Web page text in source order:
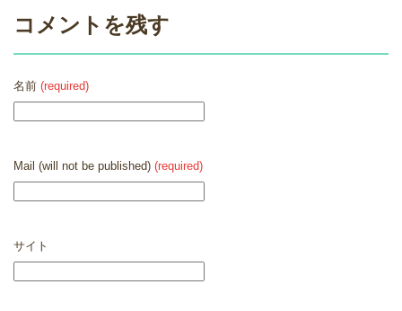
コメントを残す
名前 (required)
Mail (will not be published) (required)
サイト